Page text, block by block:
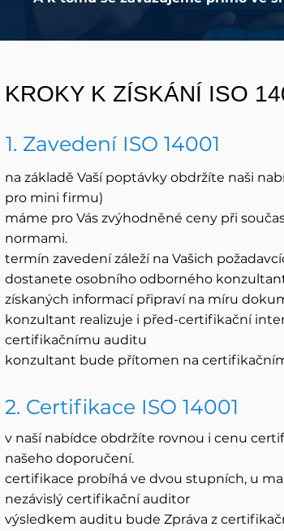
KROKY K ZÍSKÁNÍ ISO
1. Zavedení ISO 14001
na základě Vaší poptávky obdržíte naši
pro mini firmu)
máme pro Vás zvýhodněné ceny při
normami.
termín zavedení záleží na Vašich
dostanete osobního odborného
získaných informací připraví na míru
konzultant realizuje i před-certifikační
certifikačnímu auditu
konzultant bude přítomen na
2. Certifikace ISO 14001
v naší nabídce obdržíte rovnou i cenu
našeho doporučení.
certifikace probíhá ve dvou stupních, u
nezávislý certifikační auditor
výsledkem auditu bude Zpráva z